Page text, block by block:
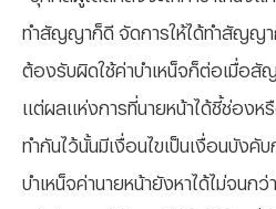
ทำสัญญาก็ดี จัดการให้ได้ทำสัญญา
ต้องรับผิดใช้ค่าบำเหน็จก็ต่อเมื่อสั
แต่ผลแห่งการที่นายหน้าได้ชี้ช่อง
ทำกันไว้นั้นมีเงื่อนไขเป็นเงื่อนบังคั
บำเหน็จค่านายหน้ายังหาได้ไม่จนกว่